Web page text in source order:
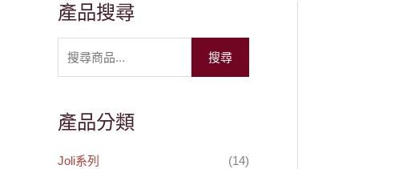
產品搜尋
搜
尋
關
:
搜尋
產品分類
Joli系列 (14)